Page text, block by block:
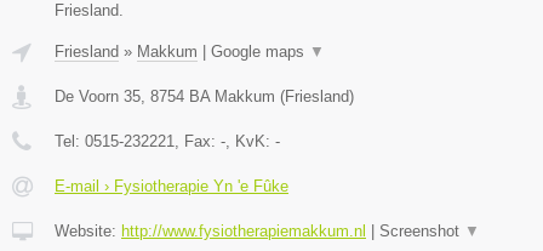
Friesland.
Friesland » Makkum Google maps ▼
De Voorn 35, 8754 BA Makkum (Friesland)
Tel: 0515-232221, Fax: -, KvK: -
E-mail › Fysiotherapie Yn 'e Fûke
Website: http://www.fysiotherapiemakkum.nl Screenshot ▼